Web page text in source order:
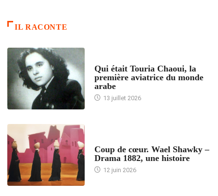
IL RACONTE
Qui était Touria Chaoui, la
première aviatrice du monde
arabe
13 juillet 2026
Coup de cœur. Wael Shawky –
Drama 1882, une histoire
12 juin 2026